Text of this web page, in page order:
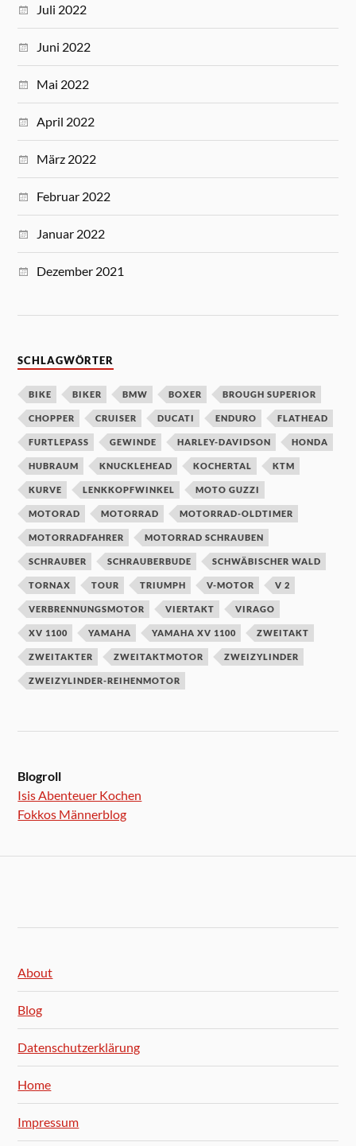
Juli 2022
Juni 2022
Mai 2022
April 2022
März 2022
Februar 2022
Januar 2022
Dezember 2021
SCHLAGWÖRTER
BIKE BIKER BMW BOXER BROUGH SUPERIOR
CHOPPER CRUISER DUCATI ENDURO FLATHEAD
FURTLEPASS GEWINDE HARLEY-DAVIDSON HONDA
HUBRAUM KNUCKLEHEAD KOCHERTAL KTM
KURVE LENKKOPFWINKEL MOTO GUZZI
MOTORAD MOTORRAD MOTORRAD-OLDTIMER
MOTORRADFAHRER MOTORRAD SCHRAUBEN
SCHRAUBER SCHRAUBERBUDE SCHWÄBISCHER WALD
TORNAX TOUR TRIUMPH V-MOTOR V 2
VERBRENNUNGSMOTOR VIERTAKT VIRAGO
XV 1100 YAMAHA YAMAHA XV 1100 ZWEITAKT
ZWEITAKTER ZWEITAKTMOTOR ZWEIZYLINDER
ZWEIZYLINDER-REIHENMOTOR
Blogroll
Isis Abenteuer Kochen
Fokkos Männerblog
About
Blog
Datenschutzerklärung
Home
Impressum